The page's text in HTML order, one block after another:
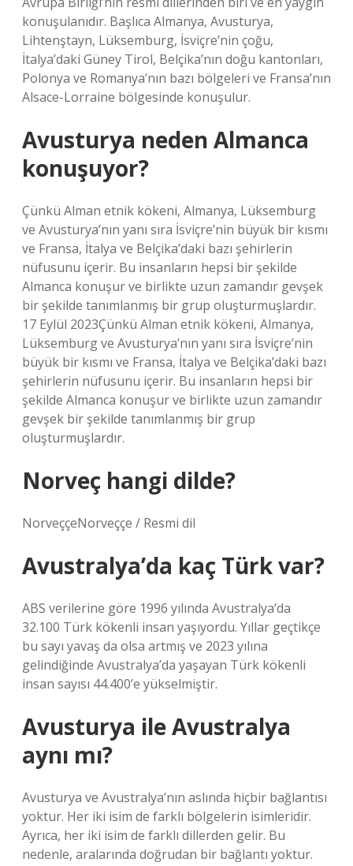
konuşulanıdır. Başlıca Almanya, Avusturya,
Lihtenştayn, Lüksemburg, İsviçre’nin çoğu,
İtalya’daki Güney Tirol, Belçika’nın doğu kantonları,
Polonya ve Romanya’nın bazı bölgeleri ve Fransa’nın
Alsace-Lorraine bölgesinde konuşulur.
Avusturya neden Almanca
konuşuyor?
Çünkü Alman etnik kökeni, Almanya, Lüksemburg
ve Avusturya’nın yanı sıra İsviçre’nin büyük bir kısmı
ve Fransa, İtalya ve Belçika’daki bazı şehirlerin
nüfusunu içerir. Bu insanların hepsi bir şekilde
Almanca konuşur ve birlikte uzun zamandır gevşek
bir şekilde tanımlanmış bir grup oluşturmuşlardır.
17 Eylül 2023Çünkü Alman etnik kökeni, Almanya,
Lüksemburg ve Avusturya’nın yanı sıra İsviçre’nin
büyük bir kısmı ve Fransa, İtalya ve Belçika’daki bazı
şehirlerin nüfusunu içerir. Bu insanların hepsi bir
şekilde Almanca konuşur ve birlikte uzun zamandır
gevşek bir şekilde tanımlanmış bir grup
oluşturmuşlardır.
Norveç hangi dilde?
NorveççeNorveççe / Resmi dil
Avustralya’da kaç Türk var?
ABS verilerine göre 1996 yılında Avustralya’da
32.100 Türk kökenli insan yaşıyordu. Yıllar geçtikçe
bu sayı yavaş da olsa artmış ve 2023 yılına
gelindiğinde Avustralya’da yaşayan Türk kökenli
insan sayısı 44.400’e yükselmiştir.
Avusturya ile Avustralya
aynı mı?
Avusturya ve Avustralya’nın aslında hiçbir bağlantısı
yoktur. Her iki isim de farklı bölgelerin isimleridir.
Ayrıca, her iki isim de farklı dillerden gelir. Bu
nedenle, aralarında doğrudan bir bağlantı yoktur.